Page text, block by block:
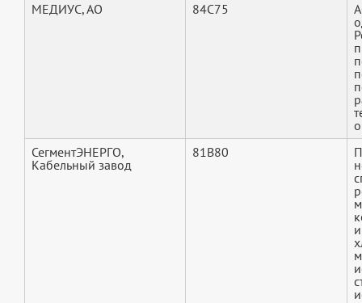
МЕДИУС, АО
84C75
СегментЭНЕРГО,
Кабельный завод
81B80